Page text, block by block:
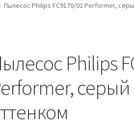
Пылесос Philips FC9170/02 Performer,
Philips